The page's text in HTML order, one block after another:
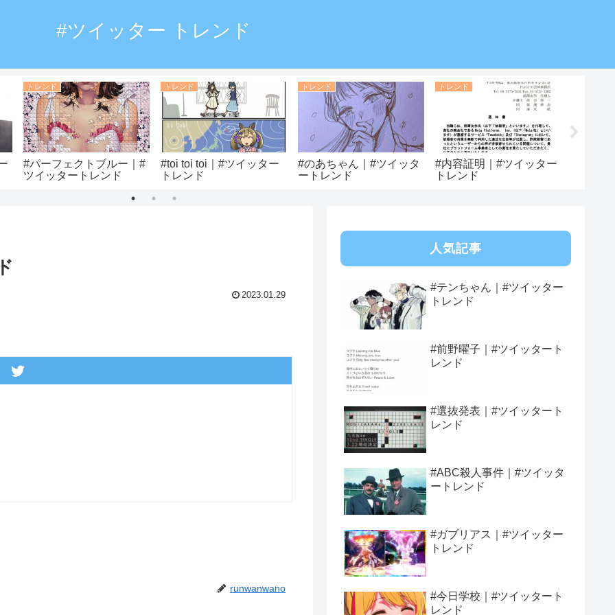
#ツイッター トレンド
トレンド
#パーフェクトブルー｜#
ツイッタートレンド
トレンド
#toi toi toi｜#ツイッター
トレンド
トレンド
#のあちゃん｜#ツイッタ
ートレンド
トレンド
#内容証明｜#ツイッター
トレンド
2023.01.29
runwanwano
人気記事
#テンちゃん｜#ツイッター
トレンド
#前野曜子｜#ツイッタート
レンド
#選抜発表｜#ツイッタート
レンド
#ABC殺人事件｜#ツイッタ
ートレンド
#ガブリアス｜#ツイッター
トレンド
#今日学校｜#ツイッタート
レンド